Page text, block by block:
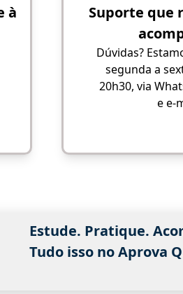
à
Suporte que
Dúvidas?
segunda a
20h30, via
e e-
Estude. Pratique.
Tudo isso no Aprova